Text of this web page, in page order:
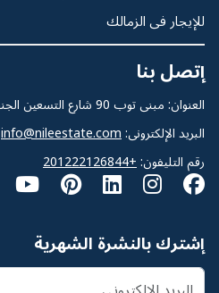
للإيجار فى الزمالك
إتصل بنا
العنوان: مبنى توب 90 شارع التسعين الجنوبى - القاهرة الجديدة
البريد الإلكترونى: info@nileestate.com
رقم التليفون: +201222126844
إشترك بالنشرة الشهرية